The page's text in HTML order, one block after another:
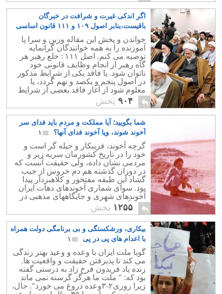
اگر اندکی غیرت و شرافت در خبرگان
باقیست،بنابر اصول ۱۰۹ و ۱۱۱ قانون اساسی
می توان خامنه ای را برکنار نمود؟
خواندن و پخش این مقاله وزین و سرا پا
آموزنده را به همه خوانندگان گرانمایه
توصیه می کنم. اصل ۱۱۱ : خلع رهبر هر
گاه رهبر از انجام وظایف قانونی خود
ناتوان شود. یا فاقد یکی از شرایط مذکور
در اصول پنجم و یکصد و نهم گردد، یا
معلوم شود از آغاز فاقد بعضی از شرایط
بوده است، از مقام خود بر کنار خواهد شد.
۹۰۴ پخش
شما بگویید؛ آیا مملکت و مردم باید فدای سر
آخوند شوند، ویا آخوند فدای آنها؟
۱
گرچه آخوند، فریبکار و حیله گر است و
خود را در تاریخ کشورمان سربه زیر و
مردمی نشان داده، ولی حقیقت آنست که
در دوران گذشته هم دم خروس از جیب
گشاد این طبقه مفتخور و کلاهبردار پیدا
بود. سوای شماری آخوندهای دهات ایران
آخوندهای شهری و جایگاههای مذهبی در
فتنه گری و گول زدن مردم ساده دل
شناخته شده بودند.
۱۲۵۵ پخش
بیکاری، ورشکستگی و بی برنامگی دولت همراه
با اعدام های پی در پی
۱
گویا ملت ایران با وعده و وعید بهتر زندگی
می کند تا پذیرفتن حقیقت و واقعیت ها.
زنده یاد فریدون فرخ زاد به درستی گفته
بود که: " ملت ما هرگز گرسنه نمی ماند
زیرا روزی۲-۳وعده دروغ می خورد". حال،